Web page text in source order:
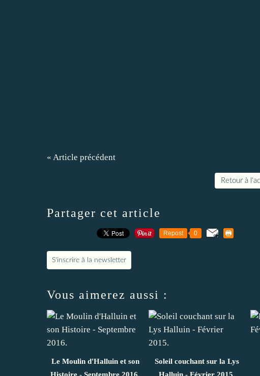
« Article précédent
Retour à
Partager cet article
Repost 0
S'inscrire à la newsletter
Vous aimerez aussi :
Le Moulin d'Halluin et son
Histoire - Septembre 2016.
Soleil couchant sur la Lys
Halluin - Février 2015.